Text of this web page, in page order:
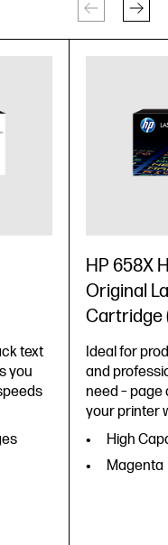
text
you
HP 658X
Original
Cartridge
Ideal for
and
need –
your printer
High
Magenta